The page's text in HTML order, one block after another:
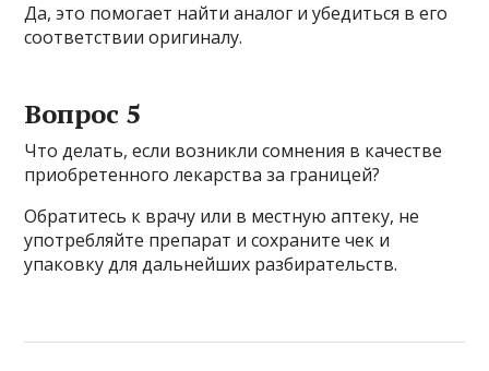
Да, это помогает найти аналог и убедиться в его
соответствии оригиналу.
Вопрос 5
Что делать, если возникли сомнения в качестве
приобретенного лекарства за границей?
Обратитесь к врачу или в местную аптеку, не
употребляйте препарат и сохраните чек и
упаковку для дальнейших разбирательств.